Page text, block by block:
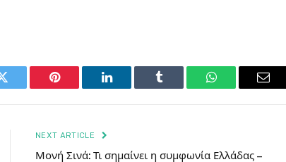
Twitter Pinterest LinkedIn Tumblr WhatsApp
NEXT ARTICLE
Μονή Σινά: Τι σημαίνει η συμφωνία Ελλάδας –